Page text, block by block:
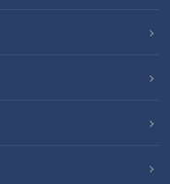
メン！
ャンピングカー